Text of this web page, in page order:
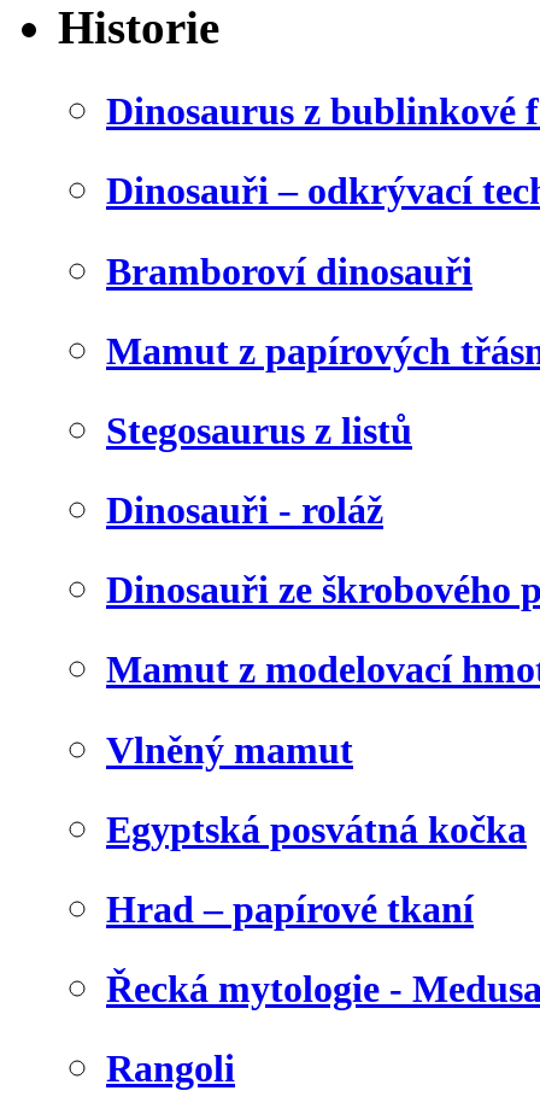
Historie
Dinosaurus z bublinkové
Dinosauři – odkrývací
Bramboroví dinosauři
Mamut z papírových
Stegosaurus z listů
Dinosauři - roláž
Dinosauři ze škrobového
Mamut z modelovací
Vlněný mamut
Egyptská posvátná kočka
Hrad – papírové tkaní
Řecká mytologie -
Rangoli